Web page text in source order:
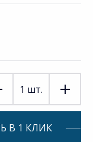
1 шт.
В 1 КЛИК